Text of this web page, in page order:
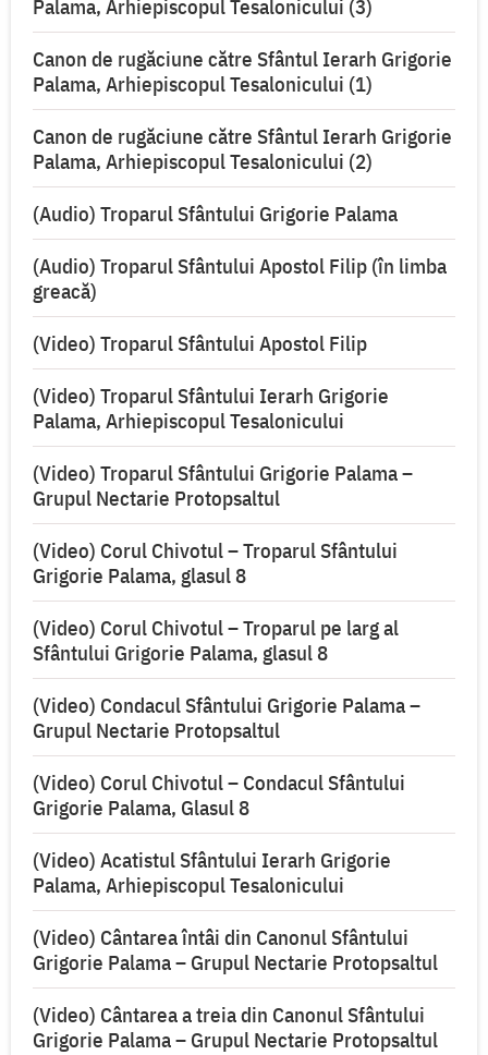
Palama, Arhiepiscopul Tesalonicului (3)
Canon de rugăciune către Sfântul Ierarh Grigorie
Palama, Arhiepiscopul Tesalonicului (1)
Canon de rugăciune către Sfântul Ierarh Grigorie
Palama, Arhiepiscopul Tesalonicului (2)
(Audio) Troparul Sfântului Grigorie Palama
(Audio) Troparul Sfântului Apostol Filip (în limba
greacă)
(Video) Troparul Sfântului Apostol Filip
(Video) Troparul Sfântului Ierarh Grigorie
Palama, Arhiepiscopul Tesalonicului
(Video) Troparul Sfântului Grigorie Palama –
Grupul Nectarie Protopsaltul
(Video) Corul Chivotul – Troparul Sfântului
Grigorie Palama, glasul 8
(Video) Corul Chivotul – Troparul pe larg al
Sfântului Grigorie Palama, glasul 8
(Video) Condacul Sfântului Grigorie Palama –
Grupul Nectarie Protopsaltul
(Video) Corul Chivotul – Condacul Sfântului
Grigorie Palama, Glasul 8
(Video) Acatistul Sfântului Ierarh Grigorie
Palama, Arhiepiscopul Tesalonicului
(Video) Cântarea întâi din Canonul Sfântului
Grigorie Palama – Grupul Nectarie Protopsaltul
(Video) Cântarea a treia din Canonul Sfântului
Grigorie Palama – Grupul Nectarie Protopsaltul